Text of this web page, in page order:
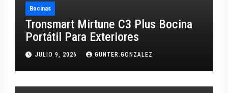
Bocinas
Tronsmart Mirtune C3 Plus Bocina
Portátil Para Exteriores
JULIO 9, 2026 GUNTER.GONZALEZ